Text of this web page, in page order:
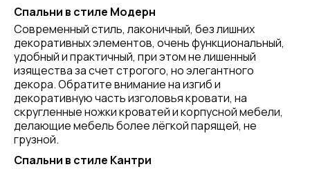
Спальни в стиле Модерн
Современный стиль, лаконичный, без лишних
декоративных элементов, очень функциональный,
удобный и практичный, при этом не лишенный
изящества за счет строгого, но элегантного
декора. Обратите внимание на изгиб и
декоративную часть изголовья кровати, на
скругленные ножки кроватей и корпусной мебели,
делающие мебель более лёгкой парящей, не
грузной.
Спальни в стиле Кантри